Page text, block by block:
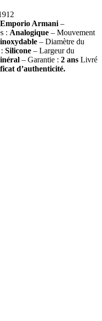
Emporio Armani –
: Analogique – Mouvement
– Diamètre du
Silicone – Largeur du
– Garantie : 2 ans Livré
d’authenticité.